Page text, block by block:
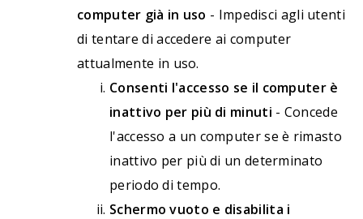
computer già in uso - Impedisci agli utenti
di tentare di accedere ai computer
attualmente in uso.
Consenti l'accesso se il computer è
inattivo per più di minuti - Concede
l'accesso a un computer se è rimasto
inattivo per più di un determinato
periodo di tempo.
Schermo vuoto e disabilita i